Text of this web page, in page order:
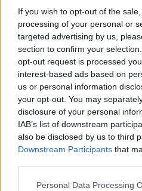
If you wish to opt-out of the
processing of your personal or
targeted advertising by us,
section to confirm your
opt-out request is processed
interest-based ads based on
us or personal information
your opt-out. You may
disclosure of your personal
IAB’s list of downstream
also be disclosed by us to third
Downstream Participants that
Please note that this website/
Personal Data Processing
σοκολάτα προχωρά ο
Ελέγχου.
Συγκεκριμένα, οΕΦΕΤ
Περιφερειακή
φορέα, κατά τη
σε δειγματοληψία
σοκολάτα εμπορικής
ΠΑΣΤΕΛΙ ΜΕ ΜΑΥΡΗ
συσκευασίας 30 γρ., με
ανάλωσης 12/6/24 και
το οποίο παράγεται